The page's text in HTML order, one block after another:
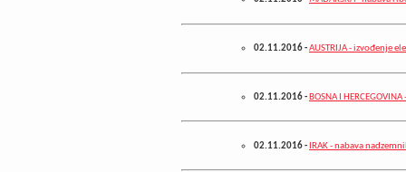
02.11.2016-AUSTRIJA - izvođenje
02.11.2016- BOSNA I
02.11.2016- IRAK - nabava